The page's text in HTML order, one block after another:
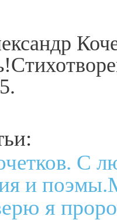
С
и
я